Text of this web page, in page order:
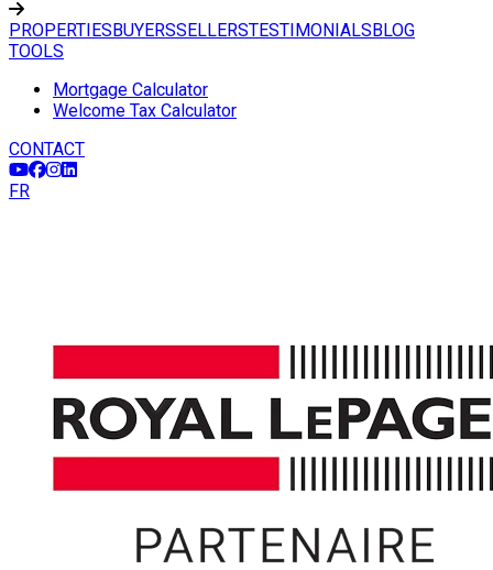
PROPERTIESBUYERSSELLERSTESTIMONIALSBLOG
TOOLS
Mortgage Calculator
Welcome Tax Calculator
CONTACT
FR